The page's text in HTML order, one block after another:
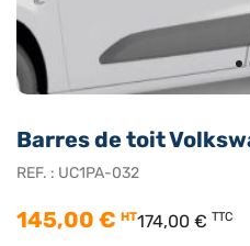
Barres de toit
REF. : UC1PA-032
145,00 € HT174,00 € TTC